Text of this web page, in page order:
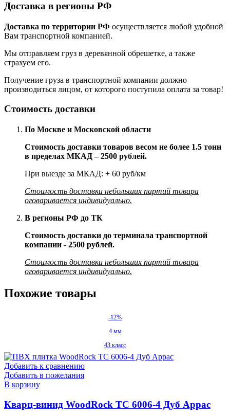
Доставка в регионы РФ
Доставка по территории РФ осуществляется любой удобной
Вам транспортной компанией.
Мы отправляем груз в деревянной обрешетке, а также
страхуем его.
Получение груза в транспортной компании должно
производиться лицом, от которого поступила оплата за товар!
Стоимость доставки
По Москве и Московской области
Стоимость доставки товаров весом не более 1.5 тонн
в пределах МКАД – 2500 рублей.
При выезде за МКАД: + 60 руб/км
Стоимость доставки небольших партий товара
оговаривается индивидуально.
В регионы РФ до ТК
Стоимость доставки до терминала транспортной
компании - 2500 рублей.
Стоимость доставки небольших партий товара
оговаривается индивидуально.
Похожие товары
-12%
4 мм
43 класс
Добавить к сравнению
Добавить в пожелания
В корзину
Кварц-винид WoodRock TC 6006-4 Дуб Аррас